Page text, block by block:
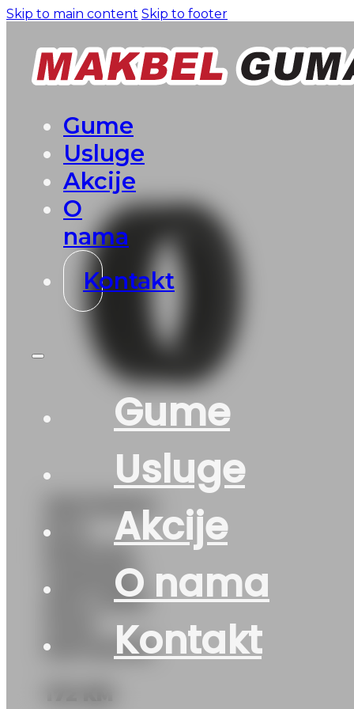
Skip to main content Skip to footer
Gume
Usluge
Akcije
O
nama
Kontakt
Gume
Usluge
Akcije
O nama
Kontakt
195/70R15C
M+S
VARIANT-
AW-2 8PR
MATADOR